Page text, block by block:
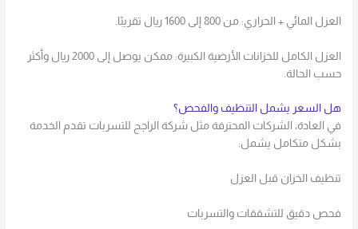
العزل المائي + الحراري: من 800 إلى 1600 ريال تقريبًا.
العزل الكامل للخزانات الأرضية الكبيرة: ممكن يوصل إلى 2000 ريال وأكثر
حسب الحالة.
هل السعر يشمل التنظيف والفحص؟
في العادة، الشركات المحترفة مثل شركة الراجح للتسربات تقدم الخدمة
بشكل متكامل يشمل:
تنظيف الخزان قبل العزل
فحص دقيق للتشققات والتسربات